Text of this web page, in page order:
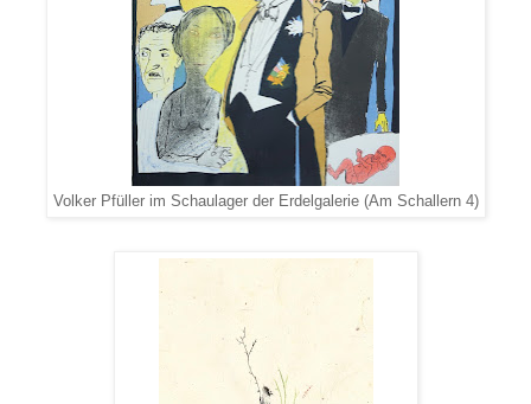
Volker Pfüller im Schaulager der Erdelgalerie (Am Schallern 4)